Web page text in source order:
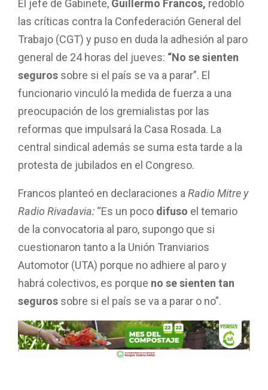
El jefe de Gabinete, Guillermo Francos, redobló
las críticas contra la Confederación General del
Trabajo (CGT) y puso en duda la adhesión al paro
general de 24 horas del jueves: “No se sienten
seguros sobre si el país se va a parar”. El
funcionario vinculó la medida de fuerza a una
preocupación de los gremialistas por las
reformas que impulsará la Casa Rosada. La
central sindical además se suma esta tarde a la
protesta de jubilados en el Congreso.
Francos planteó en declaraciones a Radio Mitre y
Radio Rivadavia: “Es un poco difuso el temario
de la convocatoria al paro, supongo que si
cuestionaron tanto a la Unión Tranviarios
Automotor (UTA) porque no adhiere al paro y
habrá colectivos, es porque no se sienten tan
seguros sobre si el país se va a parar o no”.